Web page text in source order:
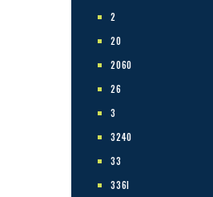
2
20
2060
26
3
3240
33
336I